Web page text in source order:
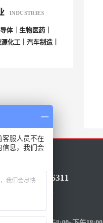
INDUSTRIES
体｜生物医药｜
化工｜汽车制造｜
86-021-50686311
15317205601
客服人员不在
信息，我们会